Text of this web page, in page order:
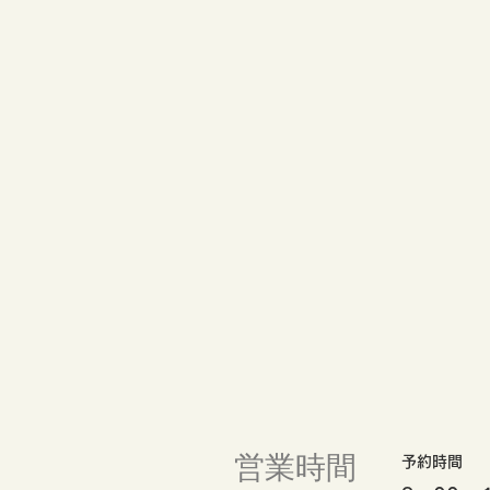
営業時間 予約時間